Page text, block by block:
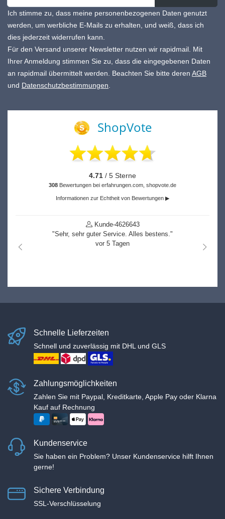
Ich stimme zu, dass meine personenbezogenen Daten genutzt
werden, um werbliche E-Mails zu erhalten, und weiß, dass ich
dies jederzeit widerrufen kann.
Für den Versand unserer Newsletter nutzen wir rapidmail. Mit
Ihrer Anmeldung stimmen Sie zu, dass die eingegebenen Daten
an rapidmail übermittelt werden. Beachten Sie bitte deren AGB
und Datenschutzbestimmungen
ShopVote
4.71 / 5 Sterne
308 Bewertungen bei erfahrungen.com, shopvote.de
Informationen zur Echtheit von Bewertungen ▶
Kunde-4626643
"Sehr, sehr guter Service. Alles bestens."
vor 5 Tagen
nach links
nach
Schnelle Lieferzeiten
Schnell und zuverlässig mit DHL und GLS
Zahlungsmöglichkeiten
Zahlen Sie mit Paypal, Kreditkarte, Apple Pay oder Klarna
Kauf auf Rechnung
Kundenservice
Sie haben ein Problem? Unser Kundenservice hilft Ihnen
gerne!
Sichere Verbindung
SSL-Verschlüsselung